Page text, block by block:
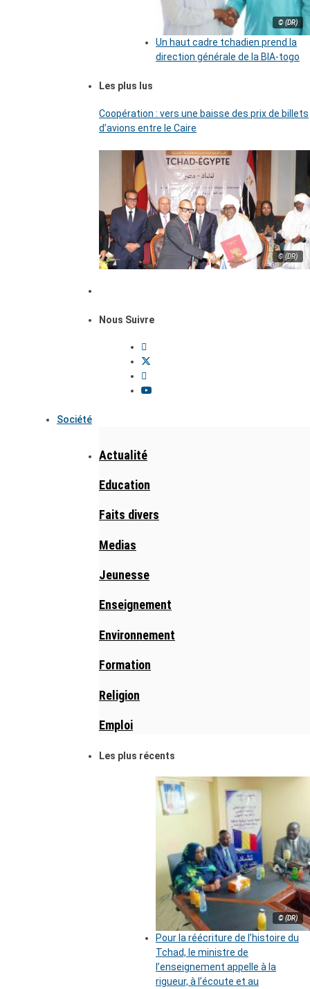
© (DR)
Un haut cadre tchadien prend la
direction générale de la BIA-togo
Les plus lus
Coopération : vers une baisse des prix de billets
d’avions entre le Caire
© (DR)
Nous Suivre
Société
Actualité
Education
Faits divers
Medias
Jeunesse
Enseignement
Environnement
Formation
Religion
Emploi
Les plus récents
© (DR)
Pour la réécriture de l’histoire du
Tchad, le ministre de
l’enseignement appelle à la
rigueur, à l’écoute et au